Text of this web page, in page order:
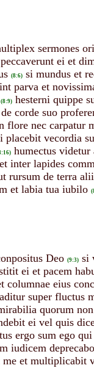
sermones
ei et
(8:6) si mundus et
parva et
(8:9) hesterni quippe
corde suo
flore nec carpatur
placebit vecordia
humectus
inter lapides
rursum de terra
et labia tua iubilo
Deo (9:3) si
ei et pacem
columnae eius
super fluctus
quorum
ei vel quis
ergo sum ego
iudicem
et multiplicabit